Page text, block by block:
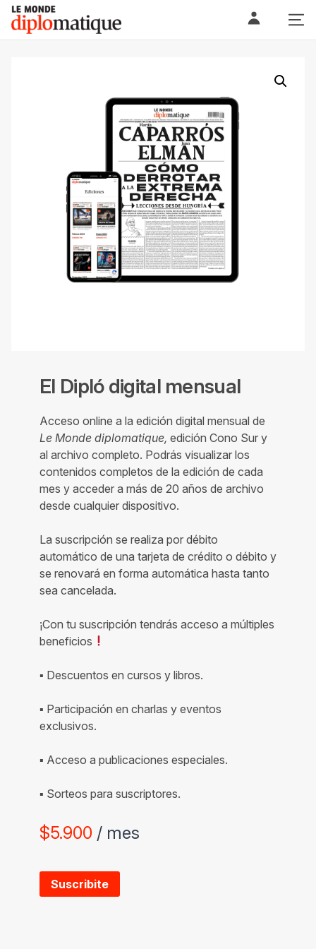
Skip
content
Le monde diplomatique
El Dipló digital mensual
Acceso online a la edición digital mensual de
Le Monde diplomatique, edición Cono Sur y
al archivo completo. Podrás visualizar los
contenidos completos de la edición de cada
mes y acceder a más de 20 años de archivo
desde cualquier dispositivo.
La suscripción se realiza por débito
automático de una tarjeta de crédito o débito y
se renovará en forma automática hasta tanto
sea cancelada.
¡Con tu suscripción tendrás acceso a múltiples
beneficios
▪ Descuentos en cursos y libros.
▪ Participación en charlas y eventos
exclusivos.
▪ Acceso a publicaciones especiales.
▪ Sorteos para suscriptores.
$5.900 / mes
Suscribite